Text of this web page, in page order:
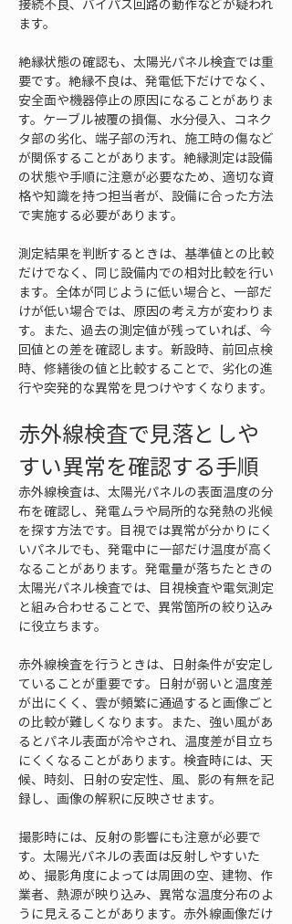
接続不良、バイパス回路の動作などが疑われ
ます。
絶縁状態の確認も、太陽光パネル検査では重
要です。絶縁不良は、発電低下だけでなく、
安全面や機器停止の原因になることがありま
す。ケーブル被覆の損傷、水分侵入、コネク
タ部の劣化、端子部の汚れ、施工時の傷など
が関係することがあります。絶縁測定は設備
の状態や手順に注意が必要なため、適切な資
格や知識を持つ担当者が、設備に合った方法
で実施する必要があります。
測定結果を判断するときは、基準値との比較
だけでなく、同じ設備内での相対比較を行い
ます。全体が同じように低い場合と、一部だ
けが低い場合では、原因の考え方が変わりま
す。また、過去の測定値が残っていれば、今
回値との差を確認します。新設時、前回点検
時、修繕後の値と比較することで、劣化の進
行や突発的な異常を見つけやすくなります。
赤外線検査で見落としや
すい異常を確認する手順
赤外線検査は、太陽光パネルの表面温度の分
布を確認し、発電ムラや局所的な発熱の兆候
を探す方法です。目視では異常が分かりにく
いパネルでも、発電中に一部だけ温度が高く
なることがあります。発電量が落ちたときの
太陽光パネル検査では、目視検査や電気測定
と組み合わせることで、異常箇所の絞り込み
に役立ちます。
赤外線検査を行うときは、日射条件が安定し
ていることが重要です。日射が弱いと温度差
が出にくく、雲が頻繁に通過すると画像ごと
の比較が難しくなります。また、強い風があ
るとパネル表面が冷やされ、温度差が目立ち
にくくなることがあります。検査時には、天
候、時刻、日射の安定性、風、影の有無を記
録し、画像の解釈に反映させます。
撮影時には、反射の影響にも注意が必要で
す。太陽光パネルの表面は反射しやすいた
め、撮影角度によっては周囲の空、建物、作
業者、熱源が映り込み、異常な温度分布のよ
うに見えることがあります。赤外線画像だけ